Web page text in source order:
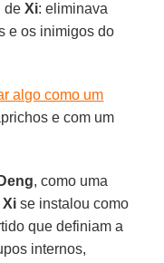
deXi: eliminava
e os inimigos do
algo como um
e com um
Deng, como uma
Xi se instalou como
que definiam a
internos,